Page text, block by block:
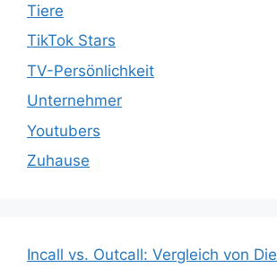
Tiere
TikTok Stars
TV-Persönlichkeit
Unternehmer
Youtubers
Zuhause
Incall vs. Outcall: Vergleich von